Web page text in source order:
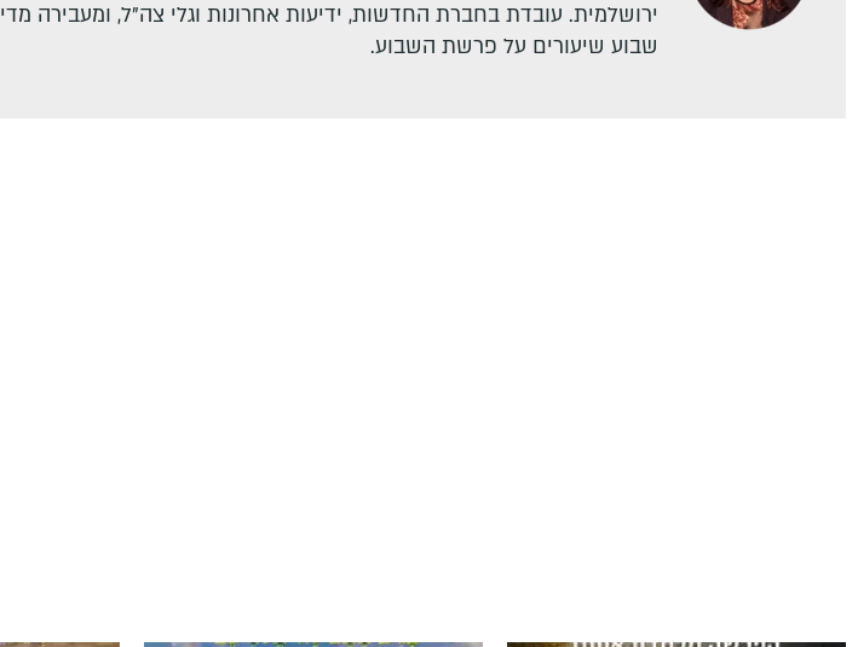
ירושלמית. עובדת בחברת החדשות, ידיעות אחרונות וגלי צה"ל, ומעבירה מדי
שבוע שיעורים על פרשת השבוע.